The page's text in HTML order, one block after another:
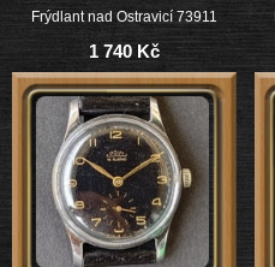
Frýdlant nad Ostravicí 73911
1 740 Kč